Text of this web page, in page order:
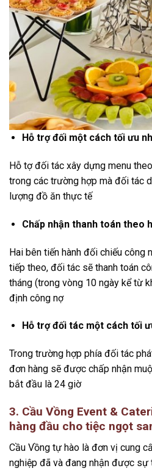
Hỗ trợ đối một cách tối ưu
Hỗ tợ đối tác xây dựng menu
trong các trường hợp mà đối tác
lượng đồ ăn thực tế
Chấp nhận thanh toán theo
Hai bên tiến hành đối chiếu công
tiếp theo, đối tác sẽ thanh toán
tháng (trong vòng 10 ngày kể từ
định công nợ
Hỗ trợ đối tác một cách tối
Trong trường hợp phía đối tác
đơn hàng sẽ được chấp nhận
bắt đầu là 24 giờ
3. Cầu Vồng Event &
hàng đầu cho tiệc ngọt
Cầu Vồng tự hào là đơn vị cung
nghiệp đã và đang nhận được sự